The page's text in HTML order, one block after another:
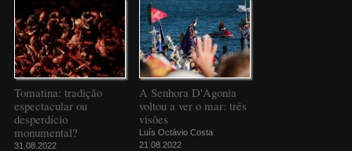
Tomatina: tradição
espectacular ou
desperdício
monumental?
31.08.2022
A Senhora D'Agonia
voltou a ver o mar: três
visões
Luís Octávio Costa
21.08.2022